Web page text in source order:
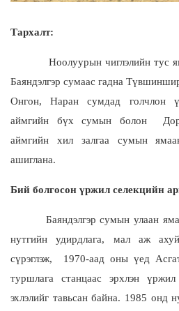
Тархалт:
Ноолуурын чиглэлийн тус
Баяндэлгэр сумаас гадна
Онгон, Наран сумдад голчлон
аймгийн бүх сумын болон
аймгийн хил залгаа сумын
ашиглана.
Бий болгосон үржил селекцийн
Баяндэлгэр сумын улаан
нутгийн удирдлага, мал аж
сүрэглэж, 1970-аад оны үед
туршлага станцаас эрхлэн
эхлэлийг тавьсан байна. 1985 онд